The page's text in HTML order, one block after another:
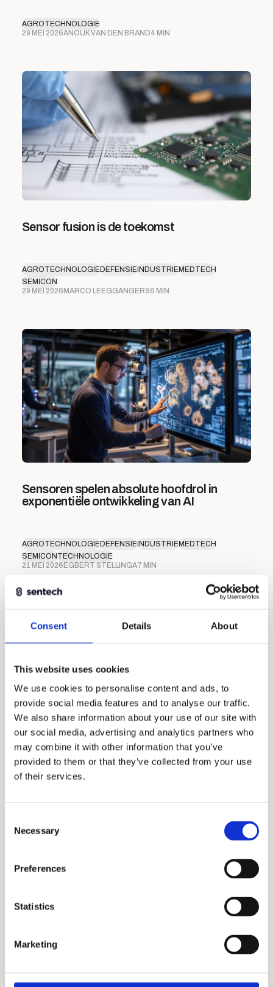
Consent Details About
This website uses cookies
We use cookies to personalise content and ads, to
provide social media features and to analyse our traffic.
We also share information about your use of our site with
our social media, advertising and analytics partners who
may combine it with other information that you’ve
provided to them or that they’ve collected from your use
of their services.
Selection
Necessary
Preferences
Statistics
Marketing
AGROTECHNOLOGIE
29 MEI 2026ANOUK VAN DEN BRAND4 MIN
Sensor fusion is de toekomst
AGROTECHNOLOGIEDEFENSIEINDUSTRIEMEDTECH
SEMICON
29 MEI 2026MARCO LEEGGANGERS6 MIN
Sensoren spelen absolute hoofdrol in
exponentiële ontwikkeling van AI
AGROTECHNOLOGIEDEFENSIEINDUSTRIEMEDTECH
SEMICONTECHNOLOGIE
21 MEI 2026EGBERT STELLINGA7 MIN
Absolute encoders met ultieme
integratiemogelijkheden